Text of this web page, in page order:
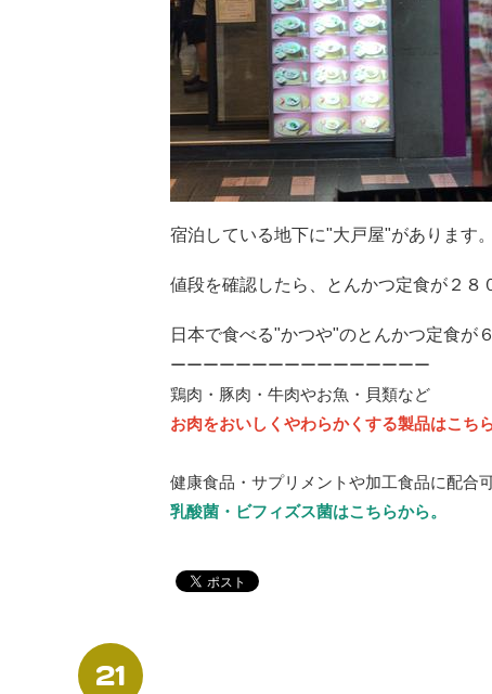
宿泊している地下に"大戸屋"があります。
値段を確認したら、とんかつ定食が２８
日本で食べる"かつや"のとんかつ定食が
ーーーーーーーーーーーーーーーー
鶏肉・豚肉・牛肉やお魚・貝類など
お肉をおいしくやわらかくする製品はこちら
健康食品・サプリメントや加工食品に配合
乳酸菌・ビフィズス菌はこちらから。
21